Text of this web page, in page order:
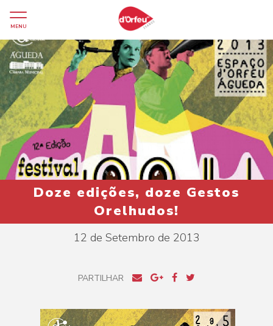
MENU
Doze edições, doze Gestos
Orelhudos!
12 de Setembro de 2013
PARTILHAR